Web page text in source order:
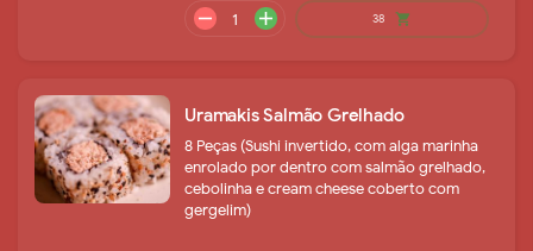
Uramakis Salmão Grelhado
8 Peças (Sushi invertido, com alga marinha
enrolado por dentro com salmão grelhado,
cebolinha e cream cheese coberto com
gergelim)